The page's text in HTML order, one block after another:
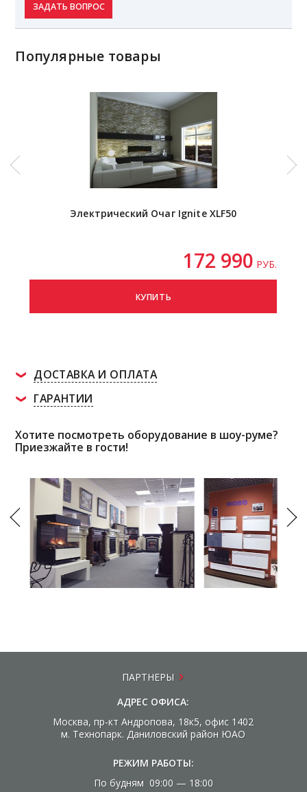
ЗАДАТЬ ВОПРОС
Популярные товары
Электрический Очаг Ignite XLF50
172 990 РУБ.
КУПИТЬ
ДОСТАВКА И ОПЛАТА
ГАРАНТИИ
Хотите посмотреть оборудование в шоу-руме?
Приезжайте в гости!
ПАРТНЕРЫ
АДРЕС ОФИСА:
Москва, пр-кт Андропова, 18к5, офис 1402
м. Технопарк. Даниловский район ЮАО
РЕЖИМ РАБОТЫ:
По будням 09:00 — 18:00